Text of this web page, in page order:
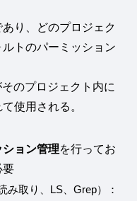
り、どのプロジェク
トのパーミッション
のプロジェクト内に
使用される。
ョン管理を行ってお
要
み取り、LS、Grep）：